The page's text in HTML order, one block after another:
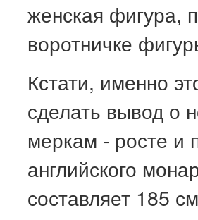
женская фигура,
воротничке
Кстати, именно
сделать вывод о
меркам - росте и
английского
составляет 185